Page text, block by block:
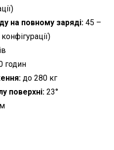
на повному заряді: 45 –
годин
до 280 кг
поверхні: 23°